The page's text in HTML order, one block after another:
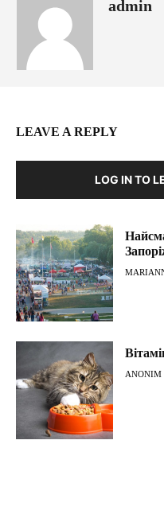
admin
LEAVE A REPLY
LOG IN TO
ANONIM